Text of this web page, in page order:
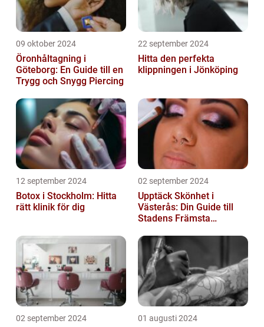
09 oktober 2024
Öronhåltagning i
Göteborg: En Guide till en
Trygg och Snygg Piercing
22 september 2024
Hitta den perfekta
klippningen i Jönköping
12 september 2024
Botox i Stockholm: Hitta
rätt klinik för dig
02 september 2024
Upptäck Skönhet i
Västerås: Din Guide till
Stadens Främsta
02 september 2024 01 augusti 2024